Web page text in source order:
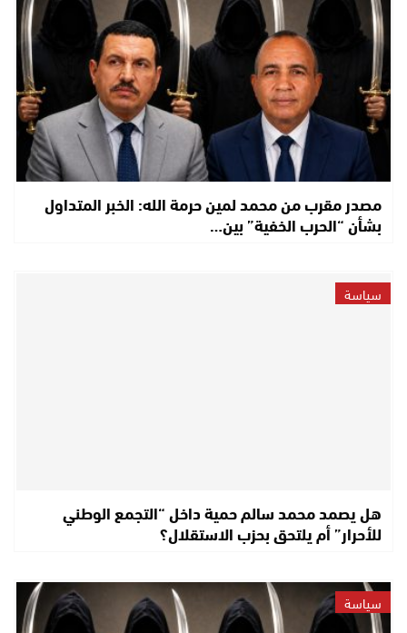
مصدر مقرب من محمد لمين حرمة الله: الخبر المتداول
بشأن “الحرب الخفية” بين…
سياسة
هل يصمد محمد سالم حمية داخل “التجمع الوطني
للأحرار” أم يلتحق بحزب الاستقلال؟
سياسة